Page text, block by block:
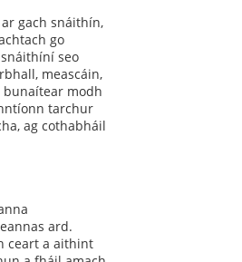
gach snáithín,
go
seo
meascáin,
bunaítear modh
tarchur
ag cothabháil
ard.
ceart a aithint